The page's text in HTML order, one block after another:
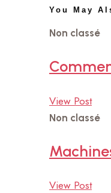
You May
Non classé
View Post
Non classé
View Post